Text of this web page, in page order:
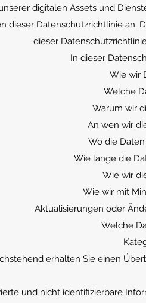
digitalen Assets und
dieser Datenschutzrichtlinie an.
dieser
In dieser
Wie wir
Welche
Warum wir
An wen wir
Wo die
Wie lange die
Wie wir
Wie wir mit
Aktualisierungen oder
Welche
erhalten Sie einen
und nicht identifizierbare